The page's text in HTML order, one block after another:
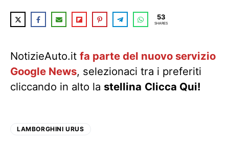
53
SHARES
NotizieAuto.it fa parte del nuovo servizio
Google News, selezionaci tra i preferiti
cliccando in alto la stellina Clicca Qui!
LAMBORGHINI URUS